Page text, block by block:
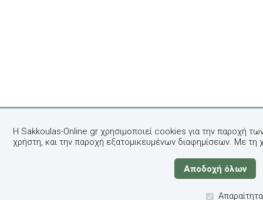
Η Sakkoulas-Online.gr χρησιμοποιεί cookies για την παροχή
χρήστη, και την παροχή εξατομικευμένων διαφημίσεων. Με